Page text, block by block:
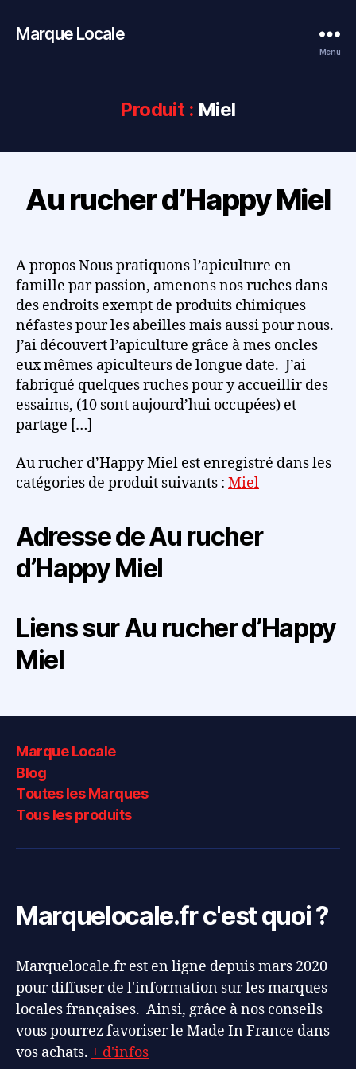
Marque Locale
Menu
Produit : Miel
Au rucher d’Happy Miel
A propos Nous pratiquons l’apiculture en
famille par passion, amenons nos ruches dans
des endroits exempt de produits chimiques
néfastes pour les abeilles mais aussi pour nous.
J’ai découvert l’apiculture grâce à mes oncles
eux mêmes apiculteurs de longue date. J’ai
fabriqué quelques ruches pour y accueillir des
essaims, (10 sont aujourd’hui occupées) et
partage […]
Au rucher d’Happy Miel est enregistré dans les
catégories de produit suivants : Miel
Adresse de Au rucher
d’Happy Miel
Liens sur Au rucher d’Happy
Miel
Marque Locale
Blog
Toutes les Marques
Tous les produits
Marquelocale.fr c'est quoi ?
Marquelocale.fr est en ligne depuis mars 2020
pour diffuser de l'information sur les marques
locales françaises. Ainsi, grâce à nos conseils
vous pourrez favoriser le Made In France dans
vos achats. + d'infos